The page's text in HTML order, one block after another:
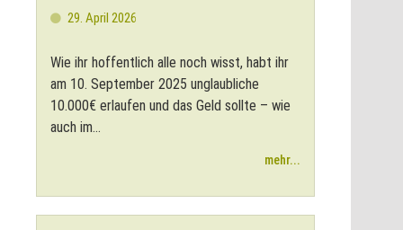
29. April 2026
Wie ihr hoffentlich alle noch wisst, habt ihr
am 10. September 2025 unglaubliche
10.000€ erlaufen und das Geld sollte – wie
auch im...
mehr...